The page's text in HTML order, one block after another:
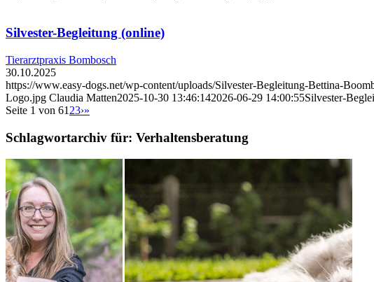
Silvester-Begleitung (online)
Tierarztpraxis Bombosch
30.10.2025
https://www.easy-dogs.net/wp-content/uploads/Silvester-Begleitung-Bettina-
Logo.jpg Claudia Matten2025-10-30 13:46:142026-06-29 14:00:55Silvester-
Seite 1 von 61 23›»
Schlagwortarchiv für: Verhaltensberatung